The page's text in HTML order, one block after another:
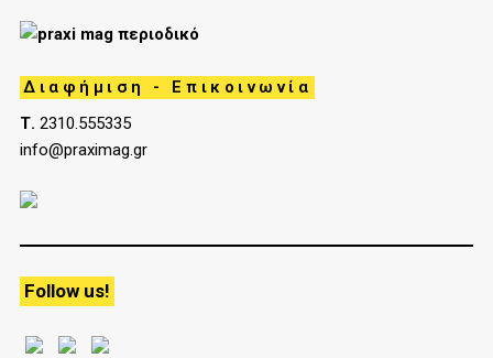
Διαφήμιση - Επικοινωνία
Τ. 2310.555335
info@praximag.gr
Follow us!